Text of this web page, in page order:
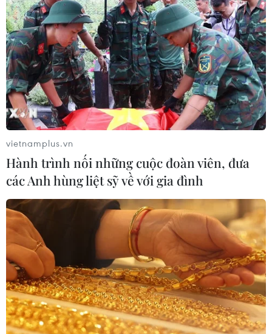
vietnamplus.vn
Hành trình nối những cuộc đoàn viên, đưa
các Anh hùng liệt sỹ về với gia đình